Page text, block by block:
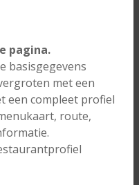
pagina.
basisgegevens
met een
een compleet profiel
route,